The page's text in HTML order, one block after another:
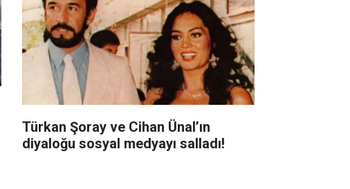
Türkan Şoray ve Cihan Ünal’ın
diyaloğu sosyal medyayı salladı!